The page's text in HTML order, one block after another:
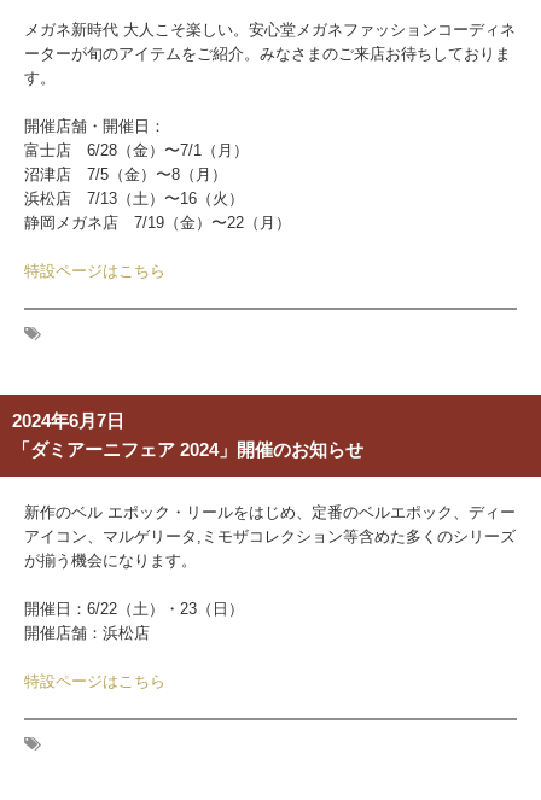
メガネ新時代 大人こそ楽しい。安心堂メガネファッションコーディネ
ーターが旬のアイテムをご紹介。みなさまのご来店お待ちしておりま
す。
開催店舗・開催日：
富士店 6/28（金）〜7/1（月）
沼津店 7/5（金）〜8（月）
浜松店 7/13（土）〜16（火）
静岡メガネ店 7/19（金）〜22（月）
特設ページはこちら
2024年6月7日
「ダミアーニフェア 2024」開催のお知らせ
新作のベル エポック・リールをはじめ、定番のベルエポック、ディー
アイコン、マルゲリータ,ミモザコレクション等含めた多くのシリーズ
が揃う機会になります。
開催日： 6/22（土）・23（日）
開催店舗：浜松店
特設ページはこちら